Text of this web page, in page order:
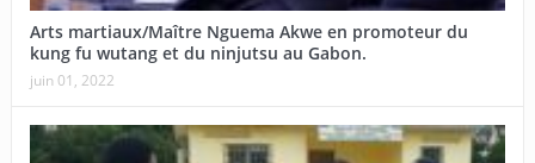
Arts martiaux/Maître Nguema Akwe en promoteur du
kung fu wutang et du ninjutsu au Gabon.
juin 01, 2022